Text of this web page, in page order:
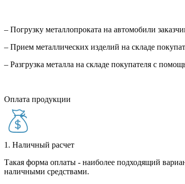
– Погрузку металлопроката на автомобили
– Прием металлических изделий на складе
– Разгрузка металла на складе покупателя с
Оплата продукции
1. Наличный расчет
Такая форма оплаты - наиболее подходящий
наличными средствами.